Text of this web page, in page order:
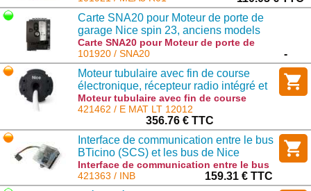
(BIGMETRO METROPLEX ME3024
ME3000...) : MEA3 R01
Carte SNA20 pour Moteur de porte de
garage Nice spin 23, anciens models
avec ampoule
Carte SNA20 pour Moteur de porte de
garage Nice spin 23, anciens models
avec ampoule : SNA20
101920 / SNA20
-
Moteur tubulaire avec fin de course
électronique, récepteur radio intégré et
technologie Nice TTBus 120 Nm, 12
tr/min
Moteur tubulaire avec fin de course
électronique, récepteur radio intégré et
technologie Nice TTBus 120 Nm, 12
tr/min : E MAT LT 12012
421462 / E MAT LT 12012
356.76 € TTC
Interface de communication entre le bus
BTicino (SCS) et les bus de Nice
(TTBus et BusT4
Interface de communication entre le bus
BTicino (SCS) et les bus de Nice (TTBus
et BusT4 : INB
421363 / INB
159.31 € TTC